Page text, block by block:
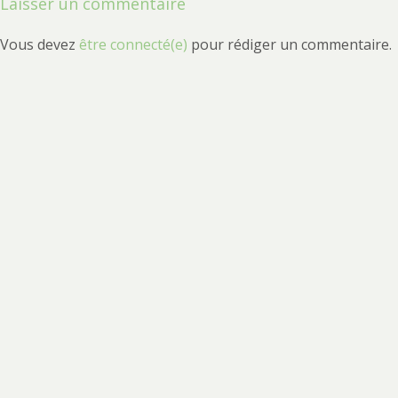
l’article
Vous devez être connecté(e) pour rédiger un commentaire.